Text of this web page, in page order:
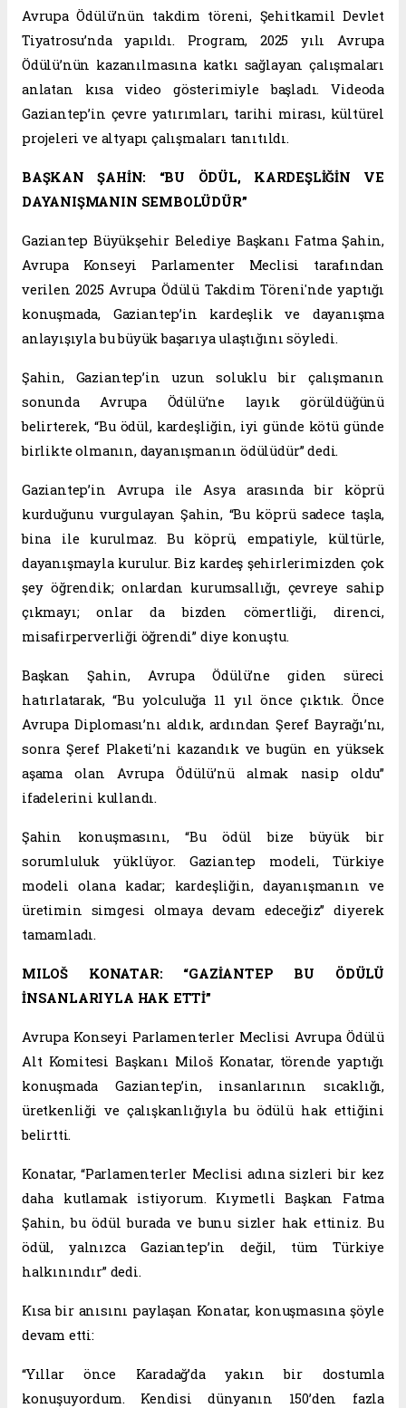
Avrupa Ödülü’nün takdim töreni, Şehitkamil Devlet
Tiyatrosu’nda yapıldı. Program, 2025 yılı Avrupa
Ödülü’nün kazanılmasına katkı sağlayan çalışmaları
anlatan kısa video gösterimiyle başladı. Videoda
Gaziantep’in çevre yatırımları, tarihi mirası, kültürel
projeleri ve altyapı çalışmaları tanıtıldı.
BAŞKAN ŞAHİN: “BU ÖDÜL, KARDEŞLİĞİN VE
DAYANIŞMANIN SEMBOLÜDÜR”
Gaziantep Büyükşehir Belediye Başkanı Fatma Şahin,
Avrupa Konseyi Parlamenter Meclisi tarafından
verilen 2025 Avrupa Ödülü Takdim Töreni'nde yaptığı
konuşmada, Gaziantep’in kardeşlik ve dayanışma
anlayışıyla bu büyük başarıya ulaştığını söyledi.
Şahin, Gaziantep’in uzun soluklu bir çalışmanın
sonunda Avrupa Ödülü’ne layık görüldüğünü
belirterek, “Bu ödül, kardeşliğin, iyi günde kötü günde
birlikte olmanın, dayanışmanın ödülüdür” dedi.
Gaziantep’in Avrupa ile Asya arasında bir köprü
kurduğunu vurgulayan Şahin, “Bu köprü sadece taşla,
bina ile kurulmaz. Bu köprü, empatiyle, kültürle,
dayanışmayla kurulur. Biz kardeş şehirlerimizden çok
şey öğrendik; onlardan kurumsallığı, çevreye sahip
çıkmayı; onlar da bizden cömertliği, direnci,
misafirperverliği öğrendi” diye konuştu.
Başkan Şahin, Avrupa Ödülü’ne giden süreci
hatırlatarak, “Bu yolculuğa 11 yıl önce çıktık. Önce
Avrupa Diploması’nı aldık, ardından Şeref Bayrağı’nı,
sonra Şeref Plaketi’ni kazandık ve bugün en yüksek
aşama olan Avrupa Ödülü’nü almak nasip oldu”
ifadelerini kullandı.
Şahin konuşmasını, “Bu ödül bize büyük bir
sorumluluk yüklüyor. Gaziantep modeli, Türkiye
modeli olana kadar; kardeşliğin, dayanışmanın ve
üretimin simgesi olmaya devam edeceğiz” diyerek
tamamladı.
MILOŠ KONATAR: “GAZİANTEP BU ÖDÜLÜ
İNSANLARIYLA HAK ETTİ”
Avrupa Konseyi Parlamenterler Meclisi Avrupa Ödülü
Alt Komitesi Başkanı Miloš Konatar, törende yaptığı
konuşmada Gaziantep’in, insanlarının sıcaklığı,
üretkenliği ve çalışkanlığıyla bu ödülü hak ettiğini
belirtti.
Konatar, “Parlamenterler Meclisi adına sizleri bir kez
daha kutlamak istiyorum. Kıymetli Başkan Fatma
Şahin, bu ödül burada ve bunu sizler hak ettiniz. Bu
ödül, yalnızca Gaziantep’in değil, tüm Türkiye
halkınındır” dedi.
Kısa bir anısını paylaşan Konatar, konuşmasına şöyle
devam etti:
“Yıllar önce Karadağ’da yakın bir dostumla
konuşuyordum. Kendisi dünyanın 150’den fazla